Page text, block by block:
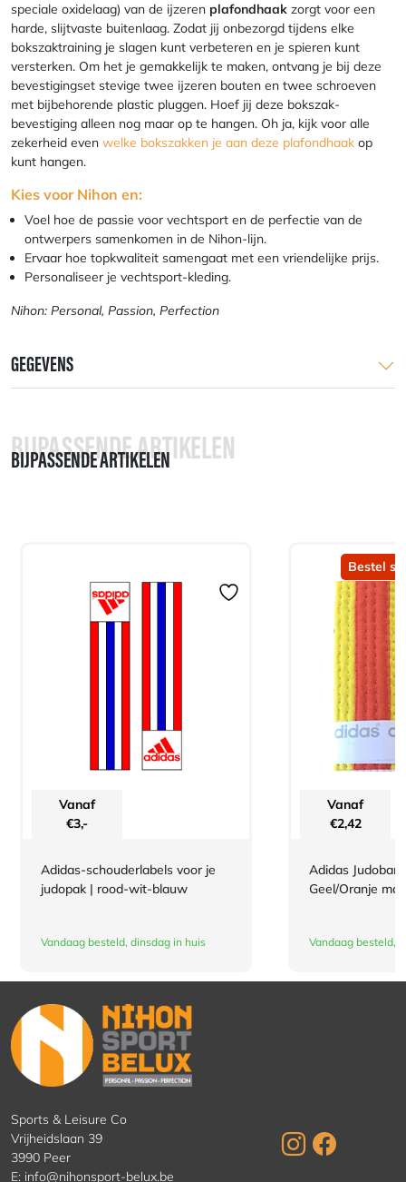
speciale oxidelaag) van de ijzeren plafondhaak zorgt voor een
harde, slijtvaste buitenlaag. Zodat jij onbezorgd tijdens elke
bokszaktraining je slagen kunt verbeteren en je spieren kunt
versterken. Om het je gemakkelijk te maken, ontvang je bij deze
bevestigingset stevige twee ijzeren bouten en twee schroeven
met bijbehorende plastic pluggen. Hoef jij deze bokszak-
bevestiging alleen nog maar op te hangen. Oh ja, kijk voor alle
zekerheid even welke bokszakken je aan deze plafondhaak op
kunt hangen.
Kies voor Nihon en:
Voel hoe de passie voor vechtsport en de perfectie van de
ontwerpers samenkomen in de Nihon-lijn.
Ervaar hoe topkwaliteit samengaat met een vriendelijke prijs.
Personaliseer je vechtsport-kleding.
Nihon: Personal, Passion, Perfection
GEGEVENS
BIJPASSENDE ARTIKELEN
BIJPASSENDE ARTIKELEN
Vanaf
€3,-
Adidas-schouderlabels voor je
judopak | rood-wit-blauw
Vandaag besteld, dinsdag in huis
Bestel
Vanaf
€2,42
Adidas
Geel/Oranje
Vandaag besteld,
Sports & Leisure Co
Vrijheidslaan 39
3990 Peer
E: info@nihonsport-belux.be